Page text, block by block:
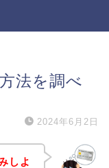
法を調べ
2024年6月2日
しよ